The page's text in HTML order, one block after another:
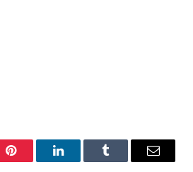
Pinterest LinkedInTumblr Email